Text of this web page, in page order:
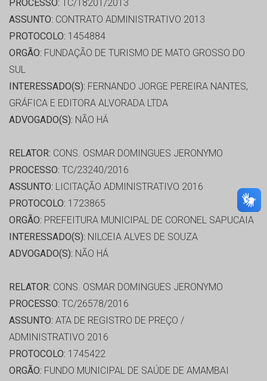
PROCESSO: TC/18201/2013
ASSUNTO: CONTRATO ADMINISTRATIVO 2013
PROTOCOLO: 1454884
ORGÃO: FUNDAÇÃO DE TURISMO DE MATO GROSSO DO
SUL
INTERESSADO(S): FERNANDO JORGE PEREIRA NANTES,
GRÁFICA E EDITORA ALVORADA LTDA
ADVOGADO(S): NÃO HÁ
RELATOR: CONS. OSMAR DOMINGUES JERONYMO
PROCESSO: TC/23240/2016
ASSUNTO: LICITAÇÃO ADMINISTRATIVO 2016
PROTOCOLO: 1723865
ORGÃO: PREFEITURA MUNICIPAL DE CORONEL SAPUCAIA
INTERESSADO(S): NILCEIA ALVES DE SOUZA
ADVOGADO(S): NÃO HÁ
RELATOR: CONS. OSMAR DOMINGUES JERONYMO
PROCESSO: TC/26578/2016
ASSUNTO: ATA DE REGISTRO DE PREÇO /
ADMINISTRATIVO 2016
PROTOCOLO: 1745422
ORGÃO: FUNDO MUNICIPAL DE SAÚDE DE AMAMBAI